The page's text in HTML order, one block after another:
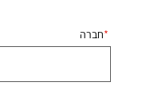
חברה